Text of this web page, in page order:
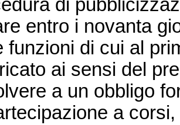
di
entro i novanta
funzioni di cui al
ai sensi del
a un obbligo
a